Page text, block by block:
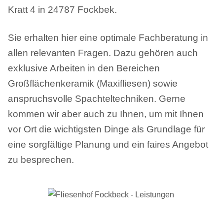
Kratt 4 in 24787 Fockbek.
Sie erhalten hier eine optimale Fachberatung in
allen relevanten Fragen. Dazu gehören auch
exklusive Arbeiten in den Bereichen
Großflächenkeramik (Maxifliesen) sowie
anspruchsvolle Spachteltechniken. Gerne
kommen wir aber auch zu Ihnen, um mit Ihnen
vor Ort die wichtigsten Dinge als Grundlage für
eine sorgfältige Planung und ein faires Angebot
zu besprechen.